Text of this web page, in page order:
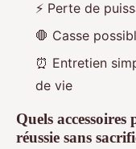
⚡ Perte de
🛑 Casse
⏰ Entretien
de vie
Quels
réussie sans